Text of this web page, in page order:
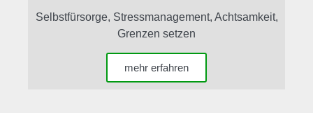
Selbstfürsorge, Stressmanagement, Achtsamkeit,
Grenzen setzen
mehr erfahren